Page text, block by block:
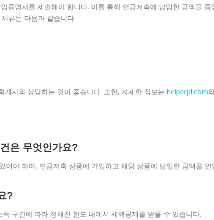
증명서를 제출해야 합니다. 이를 통해 연금저축에 납입한 금액을 증
류는 다음과 같습니다:
사와 상담하는 것이 좋습니다. 또한, 자세한 정보는 helperjd.com
은 무엇인가요?
어야 하며, 연금저축 상품에 가입하고 해당 상품에 납입한 금액을 연
?
구간에 따라 정해진 한도 내에서 세액공제를 받을 수 있습니다.